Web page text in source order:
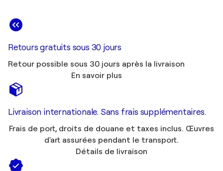
Retours gratuits sous 30 jours
Retour possible sous 30 jours après la livraison
En savoir plus
Livraison internationale. Sans frais supplémentaires.
Frais de port, droits de douane et taxes inclus. Œuvres
d'art assurées pendant le transport.
Détails de livraison